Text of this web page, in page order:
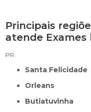
Principais
atende
PR
Santa Felicidade
Orleans
Butiatuvinha